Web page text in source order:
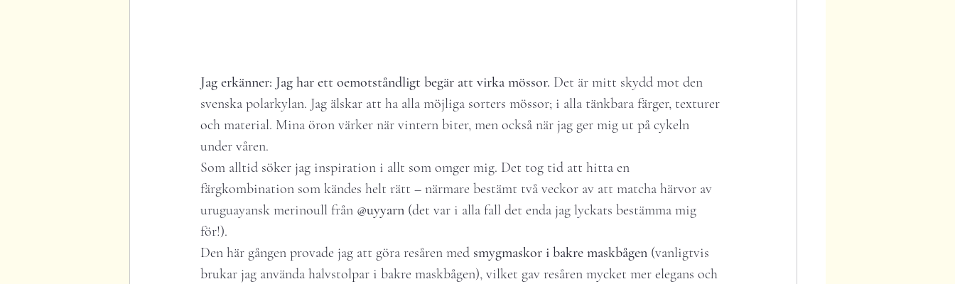
Jag erkänner: Jag har ett oemotståndligt begär att virka mössor. Det är mitt skydd mot den
svenska polarkylan. Jag älskar att ha alla möjliga sorters mössor; i alla tänkbara färger, texturer
och material. Mina öron värker när vintern biter, men också när jag ger mig ut på cykeln
under våren.
Som alltid söker jag inspiration i allt som omger mig. Det tog tid att hitta en
färgkombination som kändes helt rätt – närmare bestämt två veckor av att matcha härvor av
uruguayansk merinoull från @uyyarn (det var i alla fall det enda jag lyckats bestämma mig
för!).
Den här gången provade jag att göra resåren med smygmaskor i bakre maskbågen (vanligtvis
brukar jag använda halvstolpar i bakre maskbågen), vilket gav resåren mycket mer elegans och